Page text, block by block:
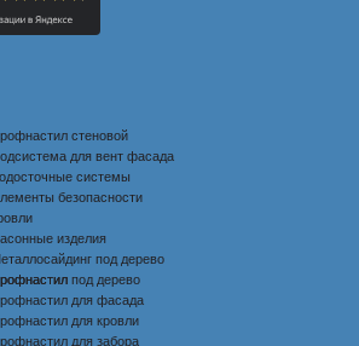
стеновой
для вент фасада
системы
безопасности
изделия
под дерево
под дерево
для фасада
для кровли
для забора